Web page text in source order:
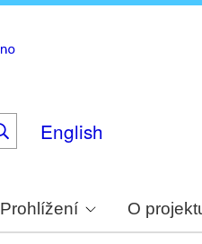
English
Prohlížení O